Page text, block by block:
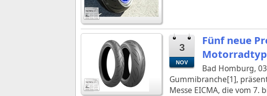
3
NOV
Fünf neue
Bad Homburg,
Gummibranche[1],
Messe EICMA, die vom